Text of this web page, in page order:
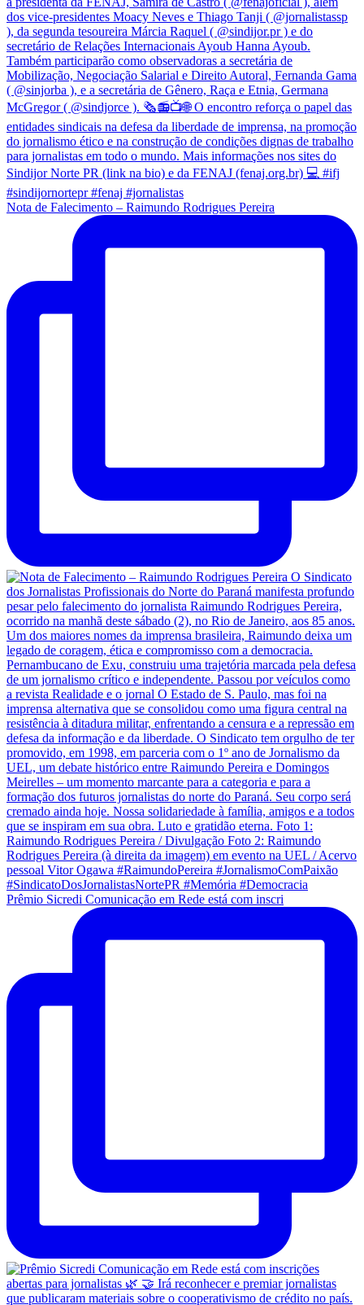
Nota de Falecimento – Raimundo Rodrigues Pereira
Prêmio Sicredi Comunicação em Rede está com inscri